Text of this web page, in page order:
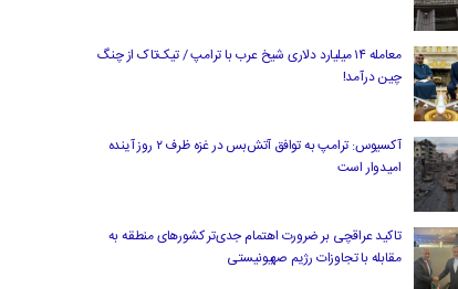
معامله ۱۴ میلیارد دلاری شیخ عرب با ترامپ / تیک‌تاک از چنگ
چین درآمد!
آکسیوس: ترامپ به توافق آتش‌بس در غزه ظرف ۲ روز آینده
امیدوار است
تاکید عراقچی بر ضرورت اهتمام جدی‌تر کشورهای منطقه به
مقابله با تجاوزات رژیم صهیونیستی